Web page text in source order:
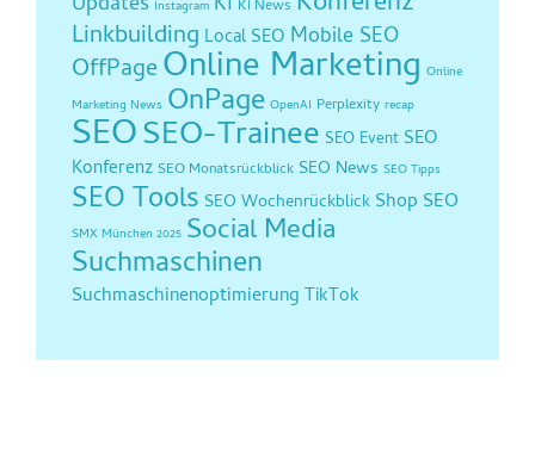
Instagram KI News
Linkbuilding Local SEO Mobile SEO
OffPageOnline Marketing Online
Marketing News OnPage OpenAI Perplexity recap
SEOSEO-Trainee SEO Event SEO
Konferenz SEO Monatsrückblick SEO News SEO Tipps
SEO Tools SEO Wochenrückblick Shop SEO
SMX München 2025 Social Media
Suchmaschinen
Suchmaschinenoptimierung TikTok